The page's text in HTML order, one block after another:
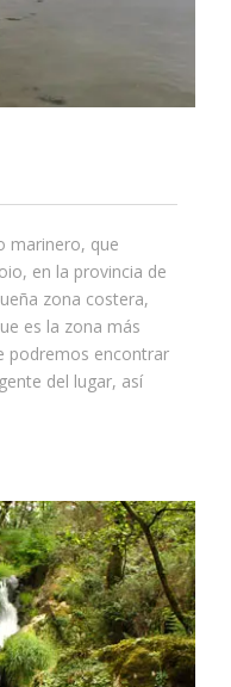
marinero, que
en la provincia de
zona costera,
es la zona más
podremos encontrar
del lugar, así